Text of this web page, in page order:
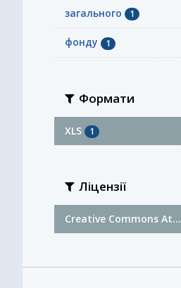
загального 1
фонду 1
Формати
XLS 1
Ліцензії
Creative Commons At...